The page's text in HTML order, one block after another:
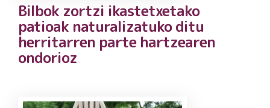
Bilbok zortzi ikastetxetako
patioak naturalizatuko ditu
herritarren parte hartzearen
ondorioz